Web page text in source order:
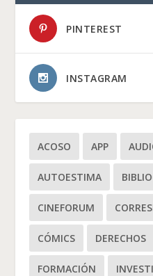
PINTEREST
INSTAGRAM
ACOSO APP
AUTOESTIMA
CINEFORUM
CÓMICS DERECHOS
FORMACIÓN